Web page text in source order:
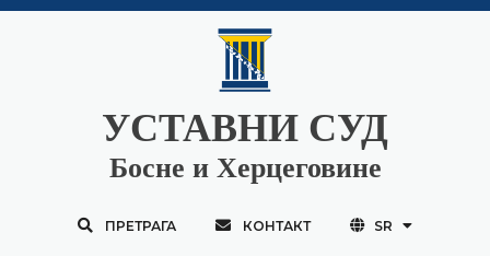
УСТАВНИ СУД
Босне и Херцеговине
ПРЕТРАГА КОНТАКТ SR